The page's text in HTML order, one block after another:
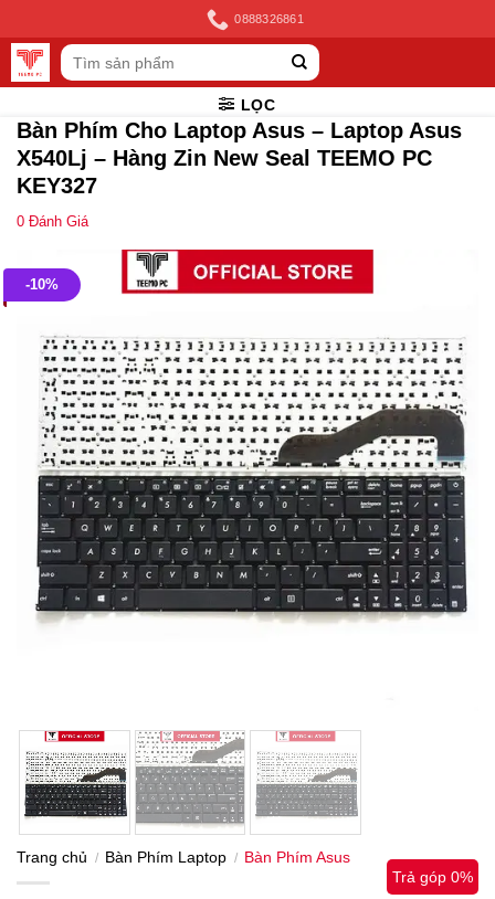
to
content
0888326861
Tìm
kiếm:
LỌC
Bàn Phím Cho Laptop Asus – Laptop Asus
X540Lj – Hàng Zin New Seal TEEMO PC
KEY327
0 Đánh Giá
-10%
Trang chủ / Bàn Phím Laptop / Bàn Phím Asus
Trả góp 0%